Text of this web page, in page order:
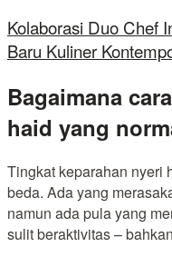
Kolaborasi Duo Chef
Baru Kuliner
Bagaimana
haid yang
Tingkat keparahan nyeri
beda. Ada yang
namun ada pula yang
sulit beraktivitas –